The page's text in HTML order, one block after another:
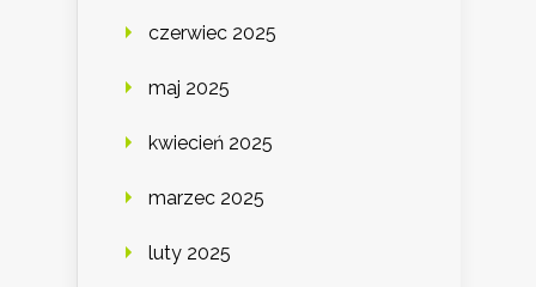
czerwiec 2025
maj 2025
kwiecień 2025
marzec 2025
luty 2025